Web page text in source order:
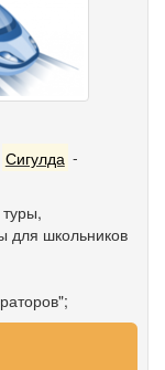
Сигулда -
,
для школьников